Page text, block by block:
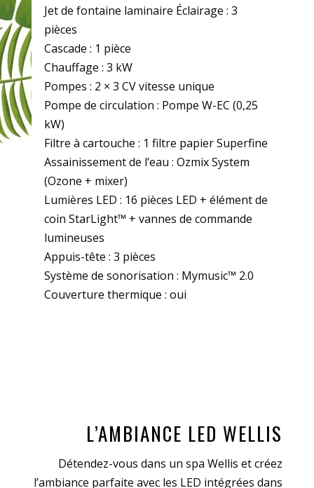
Jet de fontaine laminaire​ ​Éclairage : 3
pièces
Cascade : 1 pièce
Chauffage : 3 kW
Pompes : 2 × 3 CV vitesse unique
Pompe de circulation : Pompe W-EC (0,25
kW)
Filtre à cartouche : 1 filtre papier Superfine
Assainissement de l’eau : Ozmix System
(Ozone + mixer)
Lumières LED : 16 pièces LED + élément de
coin StarLight™ + vannes de commande
lumineuses
Appuis-tête : 3 pièces
Système de sonorisation : Mymusic™ 2.0
Couverture thermique​ : ​oui
L’AMBIANCE LED WELLIS
Détendez-vous dans un spa Wellis et créez
l’ambiance parfaite avec les LED intégrées dans